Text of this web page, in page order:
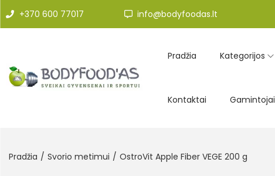
+370 600 77017 info@bodyfoodas.lt
Pradžia Kategorijos
Kontaktai Gamintojai
Pradžia / Svorio metimui / OstroVit Apple Fiber VEGE 200 g